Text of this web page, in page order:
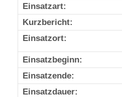
Einsatzart:
Kurzbericht:
Einsatzort:
Einsatzbeginn:
Einsatzende:
Einsatzdauer: